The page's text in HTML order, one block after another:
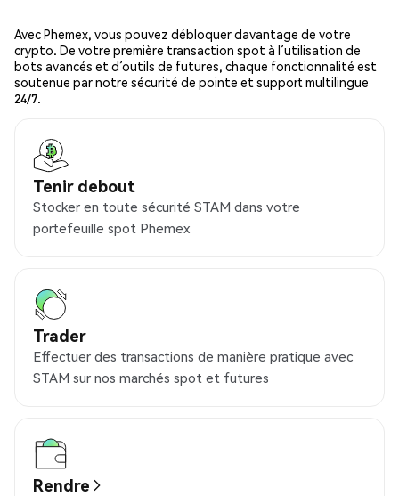
Avec Phemex, vous pouvez débloquer davantage de votre
crypto. De votre première transaction spot à l’utilisation de
bots avancés et d’outils de futures, chaque fonctionnalité est
soutenue par notre sécurité de pointe et support multilingue
24/7.
Tenir debout
Stocker en toute sécurité STAM dans votre
portefeuille spot Phemex
Trader
Effectuer des transactions de manière pratique avec
STAM sur nos marchés spot et futures
Rendre